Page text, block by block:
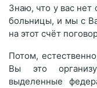
Знаю, что у вас нет
больницы, и мы с
на этот счёт
Потом,
Вы это
выделенные